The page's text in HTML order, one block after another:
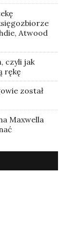
Atwood
czyli jak
rękę
został
Maxwella